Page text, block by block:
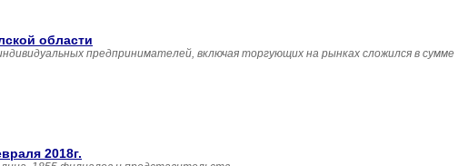
области
предпринимателей, включая торгующих на рынках сложился в сумме
2018г.